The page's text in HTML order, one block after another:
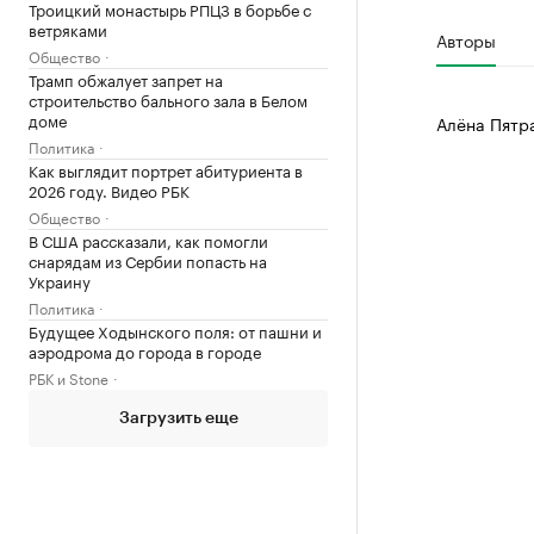
Троицкий монастырь РПЦЗ в борьбе с
ветряками
Общество
Трамп обжалует запрет на
строительство бального зала в Белом
доме
Политика
Как выглядит портрет абитуриента в
2026 году. Видео РБК
Общество
В США рассказали, как помогли
снарядам из Сербии попасть на
Украину
Политика
Будущее Ходынского поля: от пашни и
аэродрома до города в городе
РБК и Stone
Загрузить еще
Авторы
Алёна